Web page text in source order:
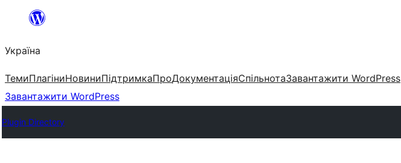
Перейти
вмісту
Україна
ТемиПлагіниНовиниПідтримкаПроДокументаціяСпільнотаЗавантажити WordPress
Завантажити WordPress
Plugin Directory